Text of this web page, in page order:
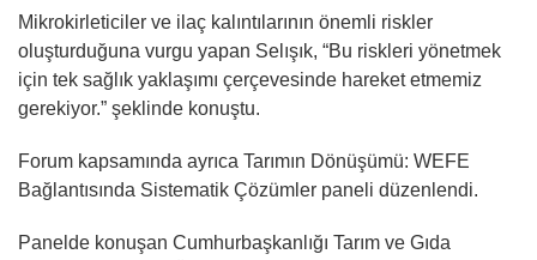
Mikrokirleticiler ve ilaç kalıntılarının önemli riskler
oluşturduğuna vurgu yapan Selışık, “Bu riskleri yönetmek
için tek sağlık yaklaşımı çerçevesinde hareket etmemiz
gerekiyor.” şeklinde konuştu.
Forum kapsamında ayrıca Tarımın Dönüşümü: WEFE
Bağlantısında Sistematik Çözümler paneli düzenlendi.
Panelde konuşan Cumhurbaşkanlığı Tarım ve Gıda